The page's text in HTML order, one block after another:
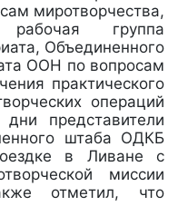
миротворчества,
рабочая группа
Объединенного
ООН по вопросам
практического
операций
представители
штаба ОДКБ
в Ливане с
миссии
отметил, что